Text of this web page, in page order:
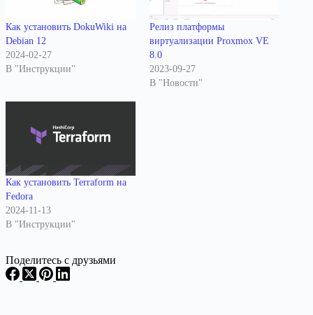
Как установить DokuWiki на
Debian 12
2024-02-27
В "Инструкции"
Релиз платформы
виртуализации Proxmox VE
8.0
2023-09-27
В "Новости"
Как установить Terraform на
Fedora
2024-11-13
В "Инструкции"
Поделитесь с друзьями